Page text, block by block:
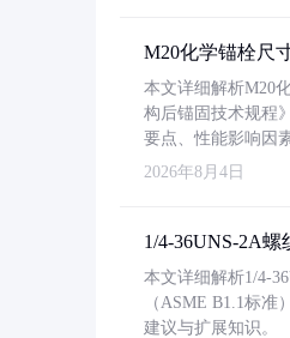
M20化学锚栓尺
本文详细解析M20
构后锚固技术规程
要点、性能影响因
2026年8月4日
1/4-36UNS-2A螺
本文详细解析1/4-
（ASME B1.1标
建议与扩展知识。